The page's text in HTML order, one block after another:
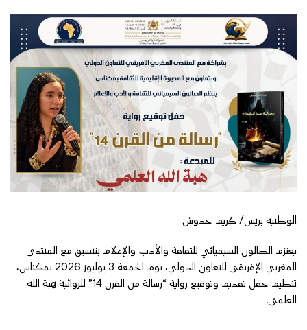
الوطنية بريس/ كريم حدوش
يعتزم الصالون السيميائي للثقافة والأدب والإعلام بتنسيق مع المنتدى
المغربي الإفريقي للتعاون الدولي، يوم الجمعة 3 يوليوز 2026 بمكناس،
تنظيم حفل تقديم وتوقيع رواية “رسالة من القرن 14” للروائية هبة الله
العلمي.